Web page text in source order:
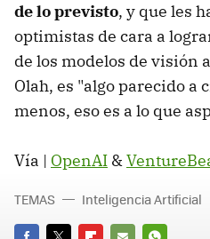
de lo previsto, y que les
optimistas de cara a
de los modelos de visión
Olah, es "algo parecido a
menos, eso es a lo que
Vía | OpenAI &
TEMAS Inteligencia Artificial